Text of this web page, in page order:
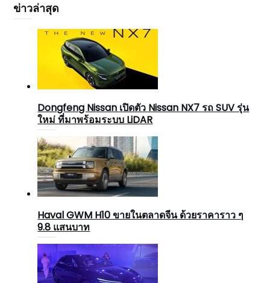
ข่าวล่าสุด
Dongfeng Nissan เปิดตัว Nissan NX7 รถ SUV รุ่น
ใหม่ ที่มาพร้อมระบบ LiDAR
Haval GWM H10 ขายในตลาดจีน ด้วยราคาราว ๆ
9.8 แสนบาท